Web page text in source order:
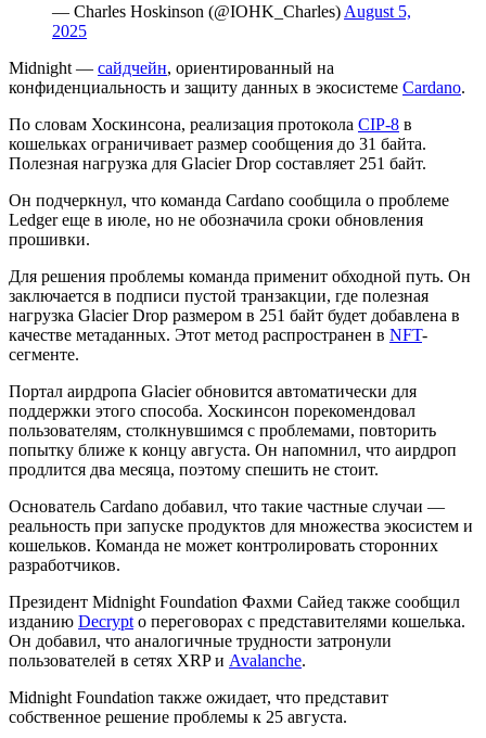
— Charles Hoskinson (@IOHK_Charles) August 5,
2025
Midnight — сайдчейн, ориентированный на
конфиденциальность и защиту данных в экосистеме Cardano.
По словам Хоскинсона, реализация протокола CIP-8 в
кошельках ограничивает размер сообщения до 31 байта.
Полезная нагрузка для Glacier Drop составляет 251 байт.
Он подчеркнул, что команда Cardano сообщила о проблеме
Ledger еще в июле, но не обозначила сроки обновления
прошивки.
Для решения проблемы команда применит обходной путь. Он
заключается в подписи пустой транзакции, где полезная
нагрузка Glacier Drop размером в 251 байт будет добавлена в
качестве метаданных. Этот метод распространен в NFT-
сегменте.
Портал аирдропа Glacier обновится автоматически для
поддержки этого способа. Хоскинсон порекомендовал
пользователям, столкнувшимся с проблемами, повторить
попытку ближе к концу августа. Он напомнил, что аирдроп
продлится два месяца, поэтому спешить не стоит.
Основатель Cardano добавил, что такие частные случаи —
реальность при запуске продуктов для множества экосистем и
кошельков. Команда не может контролировать сторонних
разработчиков.
Президент Midnight Foundation Фахми Сайед также сообщил
изданию Decrypt о переговорах с представителями кошелька.
Он добавил, что аналогичные трудности затронули
пользователей в сетях XRP и Avalanche.
Midnight Foundation также ожидает, что представит
собственное решение проблемы к 25 августа.